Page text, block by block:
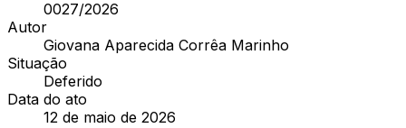
0027/2026
Autor
Giovana Aparecida Corrêa Marinho
Situação
Deferido
Data do ato
12 de maio de 2026